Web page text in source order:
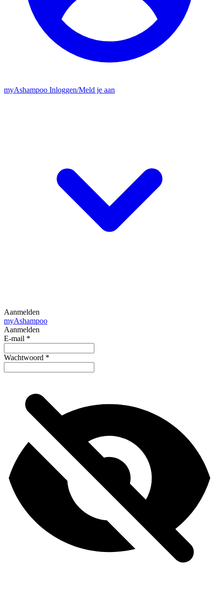
myAshampoo Inloggen/Meld je aan
Aanmelden
myAshampoo
Aanmelden
E-mail *
Wachtwoord *